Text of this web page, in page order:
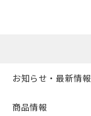
お知らせ・最新情報
商品情報